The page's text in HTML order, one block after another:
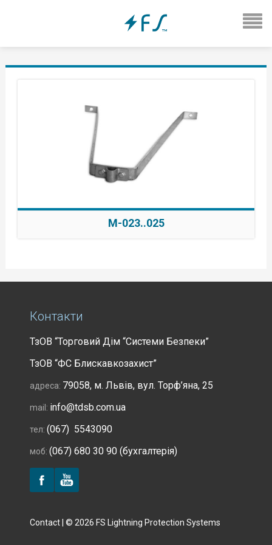
M-023..025
Контакти
ТзОВ “Торговий Дім “Системи Безпеки”
ТзОВ “ФС Блискавкозахист”
адреса: 79058, м. Львів, вул. Торф’яна, 25
mail: info@tdsb.com.ua
тел: (067) 5543090
моб: (067) 680 30 90 (бухгалтерія)
Contact | © 2026 FS Lightning Protection Systems